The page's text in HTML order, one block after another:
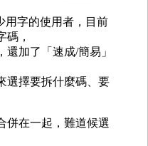
用字的使用者，目前
碼，
加了「速成/簡易」
選擇要拆什麼碼、要
併在一起，難道候選